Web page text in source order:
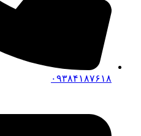
۰۹۳۸۴۱۸۷۶۱۸